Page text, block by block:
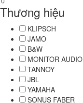
Thương hiệu
KLIPSCH
JAMO
B&W
MONITOR AUDIO
TANNOY
JBL
YAMAHA
SONUS FABER